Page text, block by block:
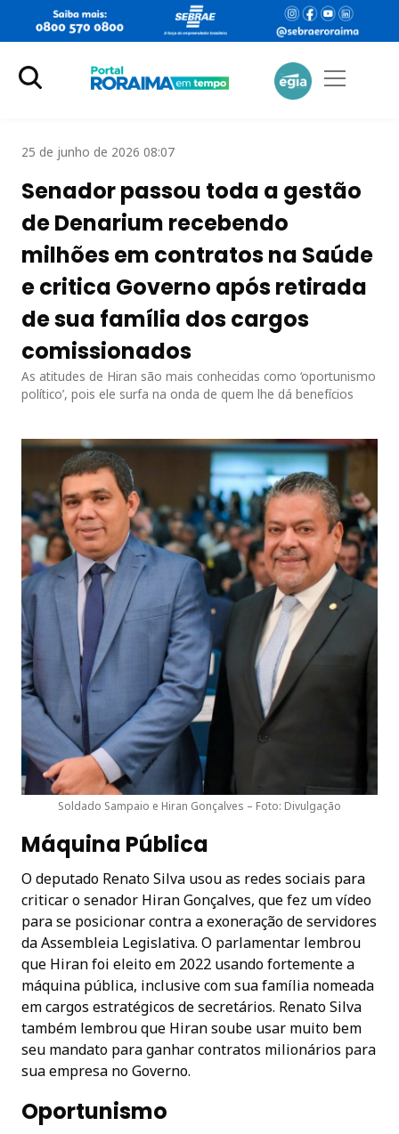
25 de junho de 2026 08:07
Senador passou toda a gestão
de Denarium recebendo
milhões em contratos na Saúde
e critica Governo após retirada
de sua família dos cargos
comissionados
As atitudes de Hiran são mais conhecidas como ‘oportunismo
político’, pois ele surfa na onda de quem lhe dá benefícios
Soldado Sampaio e Hiran Gonçalves – Foto: Divulgação
Máquina Pública
O deputado Renato Silva usou as redes sociais para
criticar o senador Hiran Gonçalves, que fez um vídeo
para se posicionar contra a exoneração de servidores
da Assembleia Legislativa. O parlamentar lembrou
que Hiran foi eleito em 2022 usando fortemente a
máquina pública, inclusive com sua família nomeada
em cargos estratégicos de secretários. Renato Silva
também lembrou que Hiran soube usar muito bem
seu mandato para ganhar contratos milionários para
sua empresa no Governo.
Oportunismo